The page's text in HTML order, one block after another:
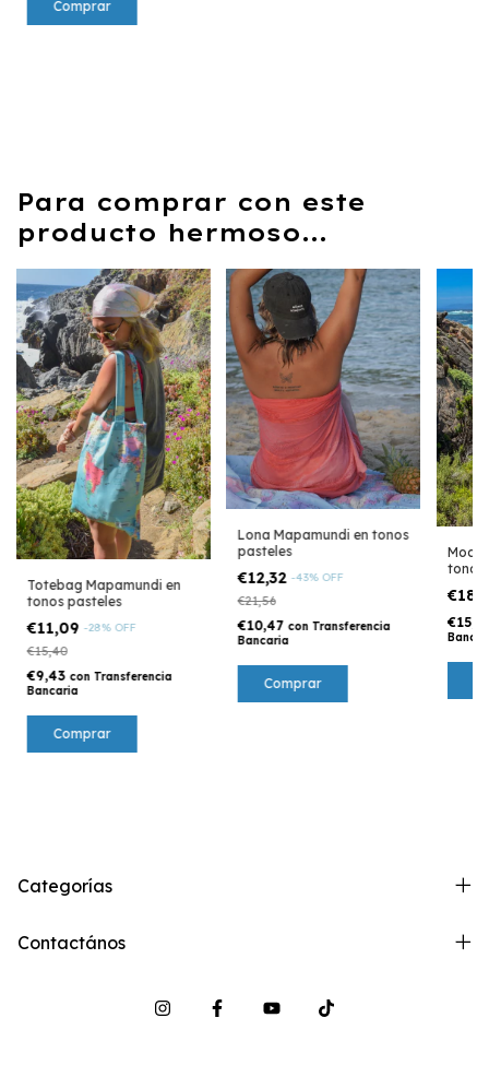
Para comprar con este
producto hermoso...
Totebag Mapamundi en
tonos pasteles
€11,09 -28% OFF
€15,40
€9,43 con Transferencia
Bancaria
Lona Mapamundi en tonos
pasteles
€12,32 -43% OFF
€21,56
€10,47 con Transferencia
Bancaria
tonos
Categorías
Contactános